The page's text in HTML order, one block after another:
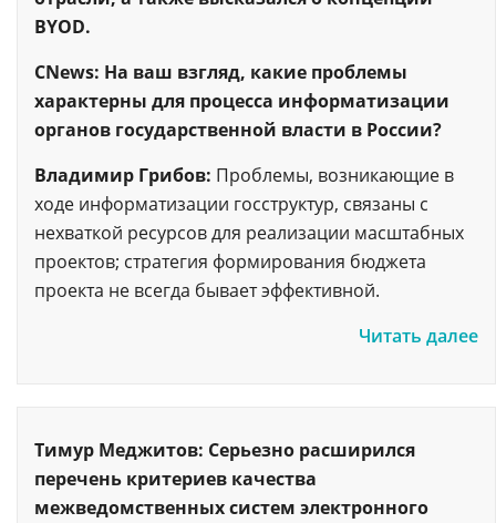
BYOD.
CNews: На ваш взгляд, какие проблемы
характерны для процесса информатизации
органов государственной власти в России?
Владимир Грибов: Проблемы, возникающие в
ходе информатизации госструктур, связаны с
нехваткой ресурсов для реализации масштабных
проектов; стратегия формирования бюджета
проекта не всегда бывает эффективной.
Читать далее
Тимур Меджитов: Серьезно расширился
перечень критериев качества
межведомственных систем электронного